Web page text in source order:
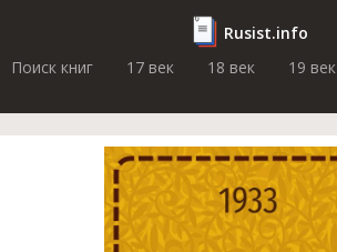
Rusist.info
Поиск книг
17 век 18 век 19 век